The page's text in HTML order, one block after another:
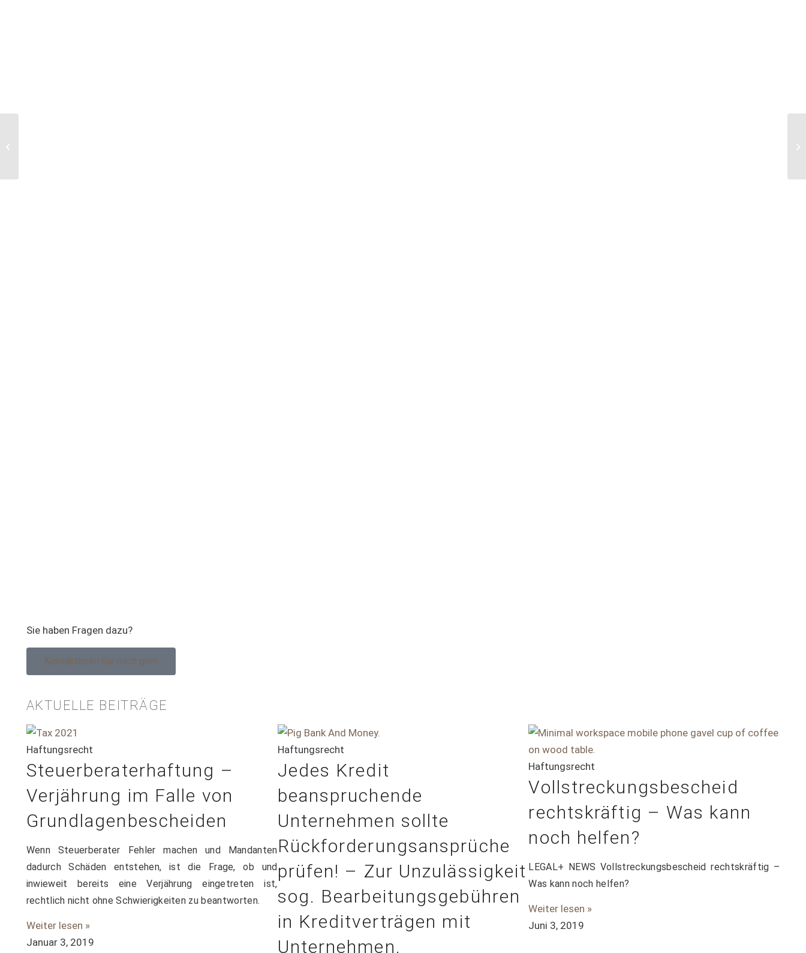
Sie haben Fragen dazu?
Kontaktieren Sie mich gern
AKTUELLE BEITRÄGE
Haftungsrecht
Steuerberaterhaftung –
Verjährung im Falle von
Grundlagenbescheiden
Wenn Steuerberater Fehler machen und Mandanten
dadurch Schäden entstehen, ist die Frage, ob und
inwieweit bereits eine Verjährung eingetreten ist,
rechtlich nicht ohne Schwierigkeiten zu beantworten.
Weiter lesen »
Januar 3, 2019
Haftungsrecht
Jedes Kredit
beanspruchende
Unternehmen sollte
Rückforderungsansprüche
prüfen! – Zur Unzulässigkeit
sog. Bearbeitungsgebühren
in Kreditverträgen mit
Unternehmen.
Haftungsrecht
Vollstreckungsbescheid
rechtskräftig – Was kann
noch helfen?
LEGAL+ NEWS Vollstreckungsbescheid rechtskräftig –
Was kann noch helfen?
Weiter lesen »
Juni 3, 2019